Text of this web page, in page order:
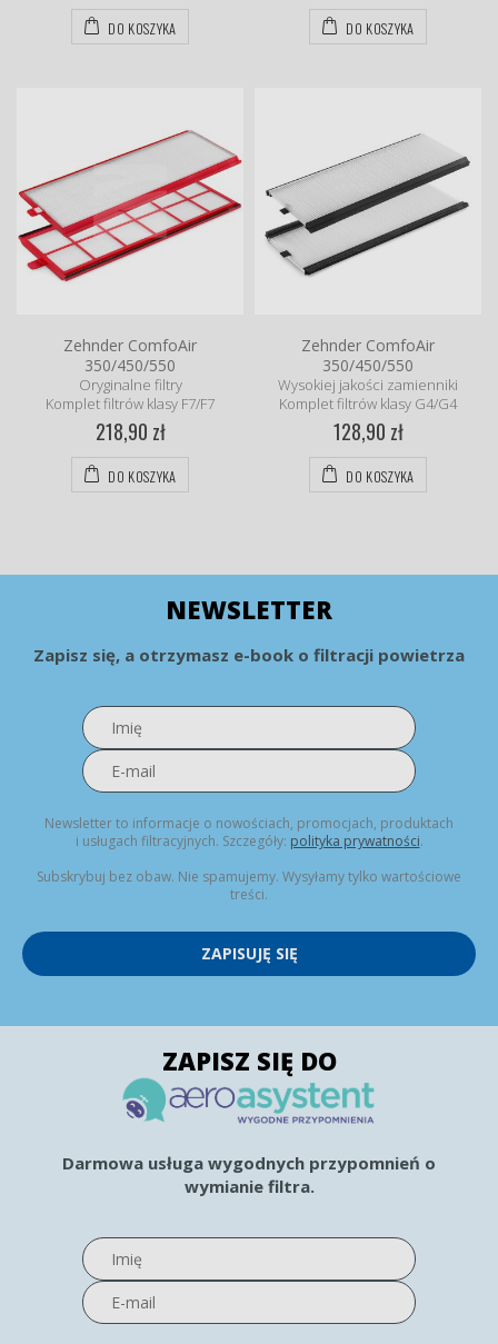
DO KOSZYKA DO KOSZYKA
Zehnder ComfoAir
350/450/550
Oryginalne filtry
Komplet filtrów klasy F7/F7
218,90 zł
DO KOSZYKA
Zehnder ComfoAir
350/450/550
Wysokiej jakości zamienniki
Komplet filtrów klasy G4/G4
128,90 zł
DO KOSZYKA
NEWSLETTER
Zapisz się, a otrzymasz e-book o filtracji powietrza
Newsletter to informacje o nowościach, promocjach, produktach
i usługach filtracyjnych. Szczegóły: polityka prywatności.
Subskrybuj bez obaw. Nie spamujemy. Wysyłamy tylko wartościowe
treści.
ZAPISUJĘ SIĘ
ZAPISZ SIĘ DO
Darmowa usługa wygodnych przypomnień o
wymianie filtra.